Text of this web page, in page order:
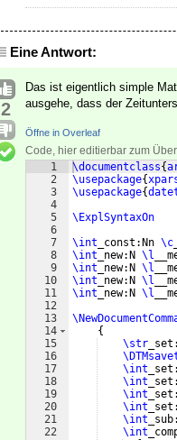
Eine Antwort:
2
Das ist eigentlich simple
ausgehe, dass der
Öffne in Overleaf
Code, hier editierbar zum
1
2
3
4
5
6
7
8
9
10
11
12
13
14
15
16
17
18
19
20
21
22
\documentclass{
\usepackage{
\usepackage{
\ExplSyntaxOn
\int _const:Nn \c
\int _new:N \l
\int _new:N \l
\int _new:N \l
\int _new:N \l
{
\str
\int
\int
\int
\int
\int
\int